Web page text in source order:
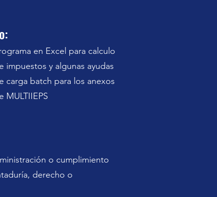
en Excel para calculo
impuestos y algunas ayudas
carga batch para los anexos
MULTIIEPS
o cumplimiento
derecho o